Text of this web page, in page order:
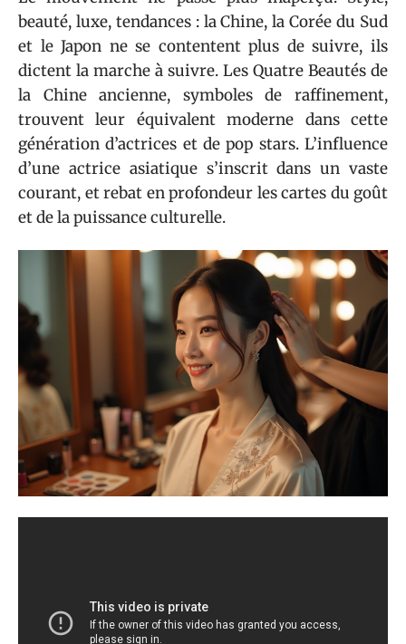
beauté, luxe, tendances : la Chine, la Corée du Sud
et le Japon ne se contentent plus de suivre, ils
dictent la marche à suivre. Les Quatre Beautés de
la Chine ancienne, symboles de raffinement,
trouvent leur équivalent moderne dans cette
génération d’actrices et de pop stars. L’influence
d’une actrice asiatique s’inscrit dans un vaste
courant, et rebat en profondeur les cartes du goût
et de la puissance culturelle.